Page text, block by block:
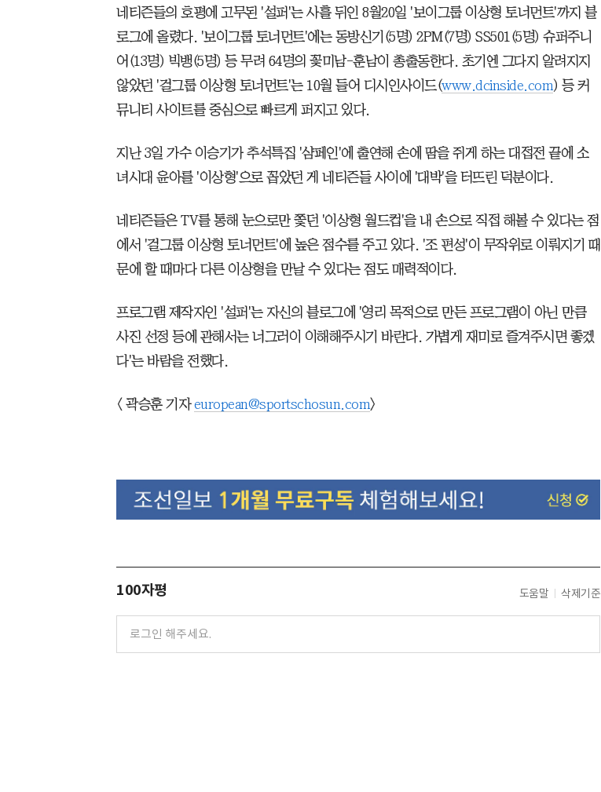
네티즌들의 호평에 고무된 '설퍼'는 사흘 뒤인 8월20일 '보이그룹 이상형 토너먼트'까지 블
로그에 올렸다. '보이그룹 토너먼트'에는 동방신기(5명) 2PM(7명) SS501(5명) 슈퍼주니
어(13명) 빅뱅(5명) 등 무려 64명의 꽃미남-훈남이 총출동한다. 초기엔 그다지 알려지지
않았던 '걸그룹 이상형 토너먼트'는 10월 들어 디시인사이드(www.dcinside.com) 등 커
뮤니티 사이트를 중심으로 빠르게 퍼지고 있다.
지난 3일 가수 이승기가 추석특집 '샴페인'에 출연해 손에 땀을 쥐게 하는 대접전 끝에 소
녀시대 윤아를 '이상형'으로 꼽았던 게 네티즌들 사이에 '대박'을 터뜨린 덕분이다.
네티즌들은 TV를 통해 눈으로만 쫓던 '이상형 월드컵'을 내 손으로 직접 해볼 수 있다는 점
에서 '걸그룹 이상형 토너먼트'에 높은 점수를 주고 있다. '조 편성'이 무작위로 이뤄지기 때
문에 할 때마다 다른 이상형을 만날 수 있다는 점도 매력적이다.
프로그램 제작자인 '설퍼'는 자신의 블로그에 '영리 목적으로 만든 프로그램이 아닌 만큼
사진 선정 등에 관해서는 너그러이 이해해주시기 바란다. 가볍게 재미로 즐겨주시면 좋겠
다'는 바람을 전했다.
< 곽승훈 기자european@sportschosun.com>
100자평 도움말 삭제기준